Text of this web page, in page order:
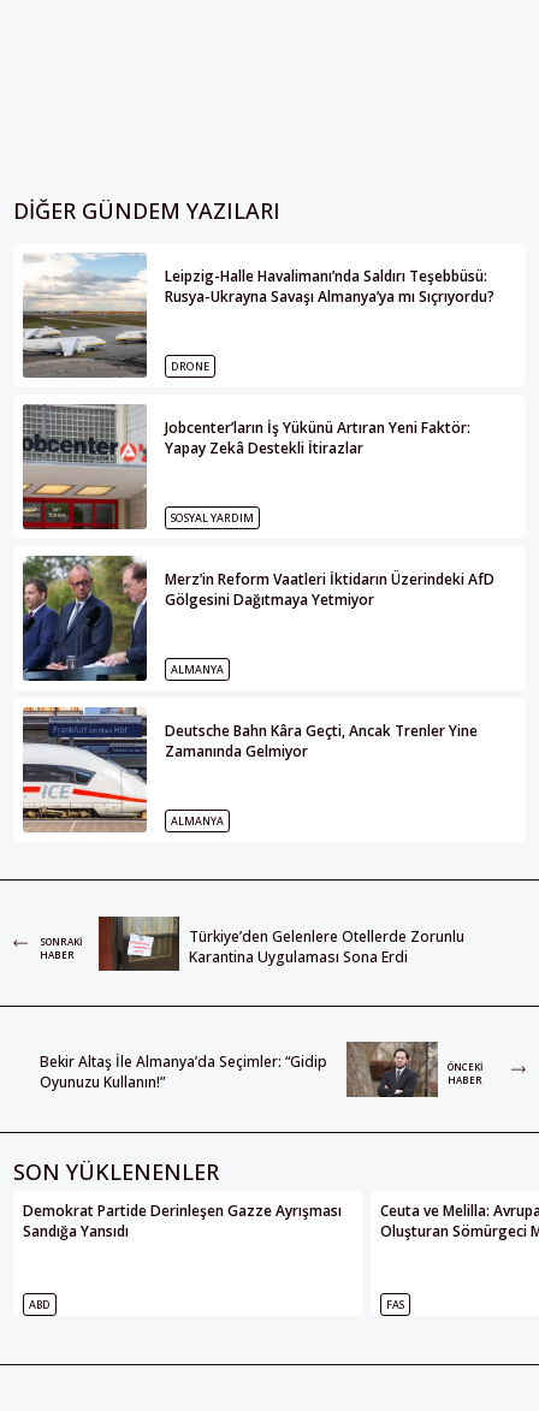
DIĞER GÜNDEM YAZILARI
Leipzig-Halle Havalimanı’nda Saldırı Teşebbüsü:
Rusya-Ukrayna Savaşı Almanya’ya mı Sıçrıyordu?
DRONE
Jobcenter’ların İş Yükünü Artıran Yeni Faktör:
Yapay Zekâ Destekli İtirazlar
SOSYAL YARDIM
Merz’in Reform Vaatleri İktidarın Üzerindeki AfD
Gölgesini Dağıtmaya Yetmiyor
ALMANYA
Deutsche Bahn Kâra Geçti, Ancak Trenler Yine
Zamanında Gelmiyor
ALMANYA
SONRAKI
HABER
Türkiye’den Gelenlere Otellerde Zorunlu
Karantina Uygulaması Sona Erdi
Bekir Altaş İle Almanya’da Seçimler: “Gidip
Oyunuzu Kullanın!”
ÖNCEKI
HABER
SON YÜKLENENLER
Demokrat Partide Derinleşen Gazze Ayrışması
Sandığa Yansıdı
ABD
Ceuta ve Melilla:
Oluşturan Sömürgeci
FAS